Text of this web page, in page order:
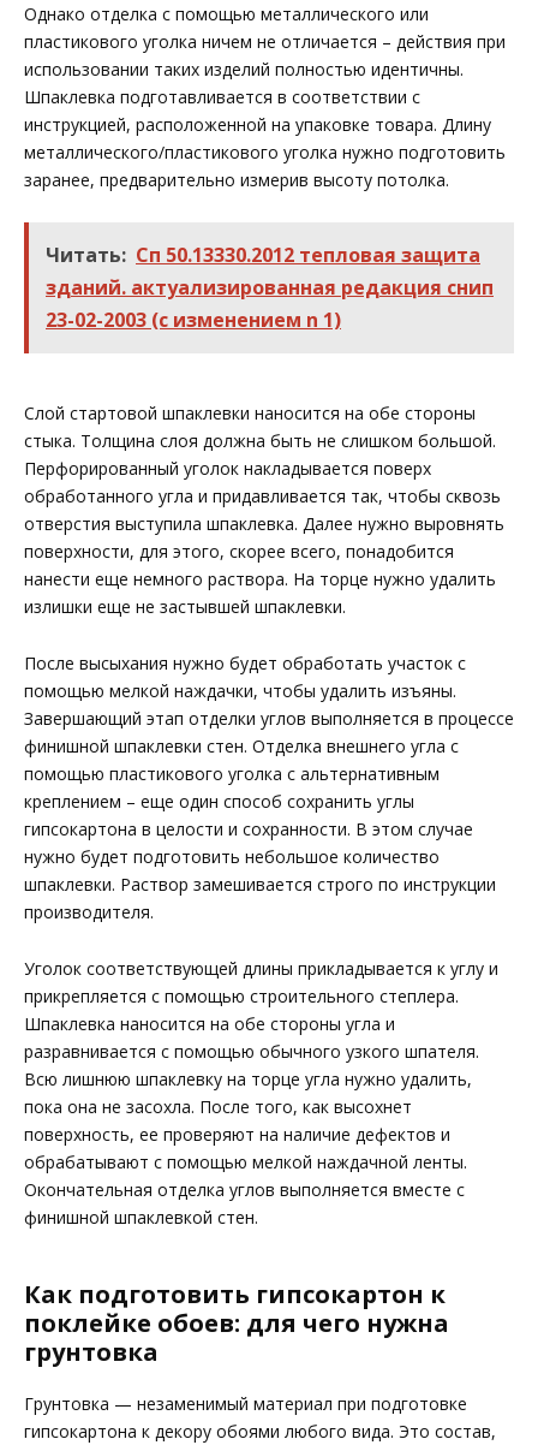
Однако отделка с помощью металлического или
пластикового уголка ничем не отличается – действия при
использовании таких изделий полностью идентичны.
Шпаклевка подготавливается в соответствии с
инструкцией, расположенной на упаковке товара. Длину
металлического/пластикового уголка нужно подготовить
заранее, предварительно измерив высоту потолка.
Читать: Сп 50.13330.2012 тепловая защита
зданий. актуализированная редакция снип
23-02-2003 (с изменением n 1)
Слой стартовой шпаклевки наносится на обе стороны
стыка. Толщина слоя должна быть не слишком большой.
Перфорированный уголок накладывается поверх
обработанного угла и придавливается так, чтобы сквозь
отверстия выступила шпаклевка. Далее нужно выровнять
поверхности, для этого, скорее всего, понадобится
нанести еще немного раствора. На торце нужно удалить
излишки еще не застывшей шпаклевки.
После высыхания нужно будет обработать участок с
помощью мелкой наждачки, чтобы удалить изъяны.
Завершающий этап отделки углов выполняется в процессе
финишной шпаклевки стен. Отделка внешнего угла с
помощью пластикового уголка с альтернативным
креплением – еще один способ сохранить углы
гипсокартона в целости и сохранности. В этом случае
нужно будет подготовить небольшое количество
шпаклевки. Раствор замешивается строго по инструкции
производителя.
Уголок соответствующей длины прикладывается к углу и
прикрепляется с помощью строительного степлера.
Шпаклевка наносится на обе стороны угла и
разравнивается с помощью обычного узкого шпателя.
Всю лишнюю шпаклевку на торце угла нужно удалить,
пока она не засохла. После того, как высохнет
поверхность, ее проверяют на наличие дефектов и
обрабатывают с помощью мелкой наждачной ленты.
Окончательная отделка углов выполняется вместе с
финишной шпаклевкой стен.
Как подготовить гипсокартон к
поклейке обоев: для чего нужна
грунтовка
Грунтовка — незаменимый материал при подготовке
гипсокартона к декору обоями любого вида. Это состав,